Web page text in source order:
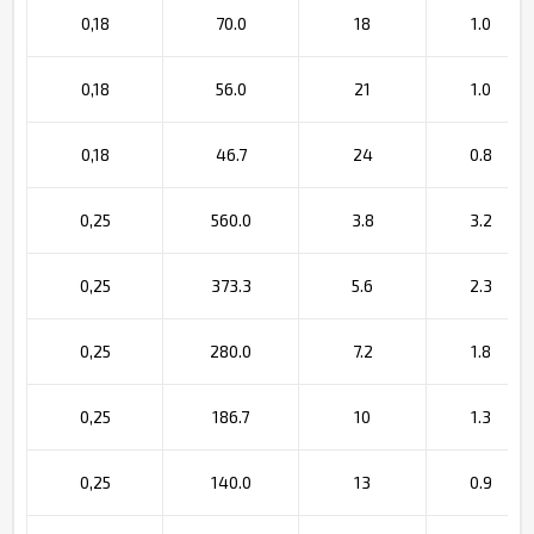
0,18 70.0 18 1.0
0,18 56.0 21 1.0
0,18 46.7 24 0.8
0,25 560.0 3.8 3.2
0,25 373.3 5.6 2.3
0,25 280.0 7.2 1.8
0,25 186.7 10 1.3
0,25 140.0 13 0.9